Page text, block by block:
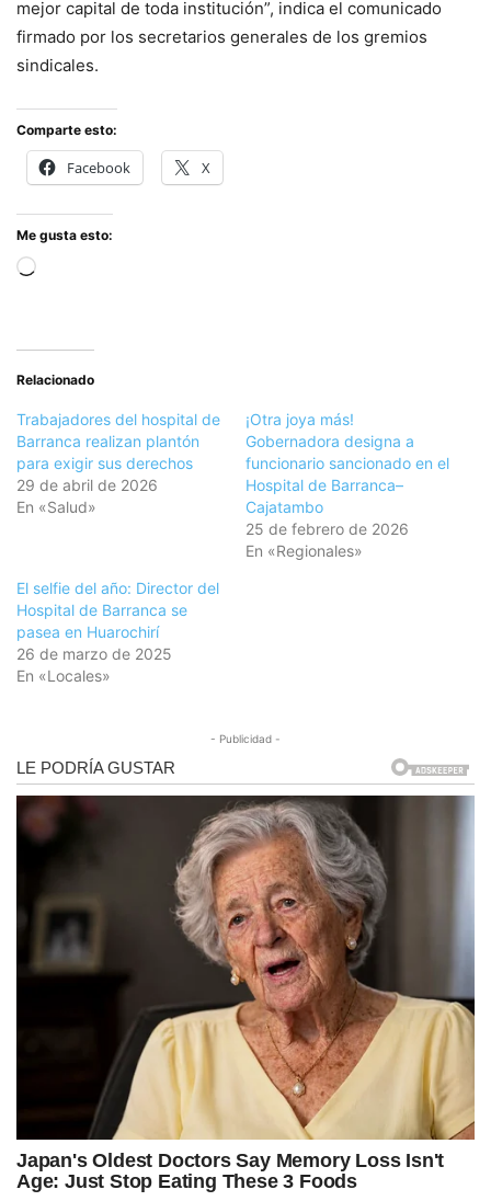
mejor capital de toda institución”, indica el comunicado
firmado por los secretarios generales de los gremios
sindicales.
Comparte esto:
Facebook X
Me gusta esto:
Cargando...
Relacionado
Trabajadores del hospital de
Barranca realizan plantón
para exigir sus derechos
29 de abril de 2026
En «Salud»
¡Otra joya más!
Gobernadora designa a
funcionario sancionado en el
Hospital de Barranca–
Cajatambo
25 de febrero de 2026
En «Regionales»
El selfie del año: Director del
Hospital de Barranca se
pasea en Huarochirí
26 de marzo de 2025
En «Locales»
- Publicidad -